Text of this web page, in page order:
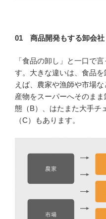
01 商品開発もする卸会社
「食品の卸し」と一口で
す。大きな違いは、食品
えば、農家や漁師や市場
産物をスーパーへそのま
態（B）、はたまた大手チ
（C）もあります。